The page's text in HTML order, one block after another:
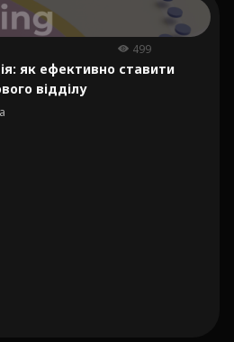
499
як ефективно ставити
відділу